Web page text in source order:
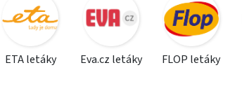
ETA letáky Eva.cz letáky FLOP letáky